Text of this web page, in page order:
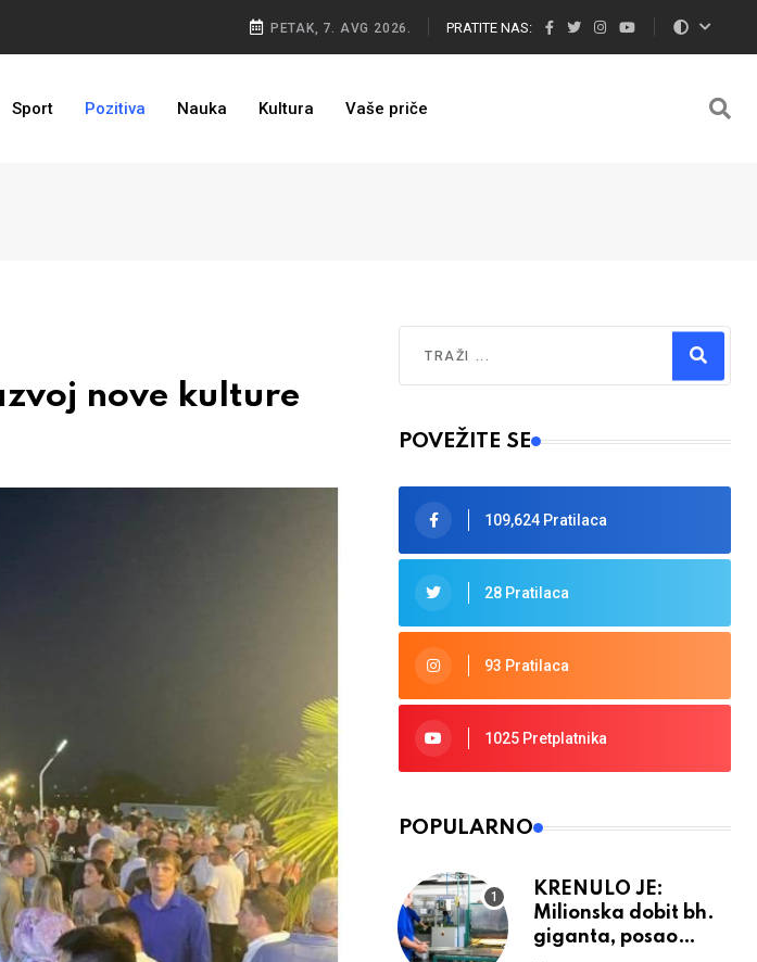
PETAK, 7. AVG 2026. PRATITE NAS:
Sport Pozitiva Nauka Kultura Vaše priče
nove kulture Type 2 or more characters for results.
POVEŽITE SE
109,624 Pratilaca
28 Pratilaca
93 Pratilaca
1025 Pretplatnika
POPULARNO
KRENULO JE:
Milionska dobit bh.
giganta, posao